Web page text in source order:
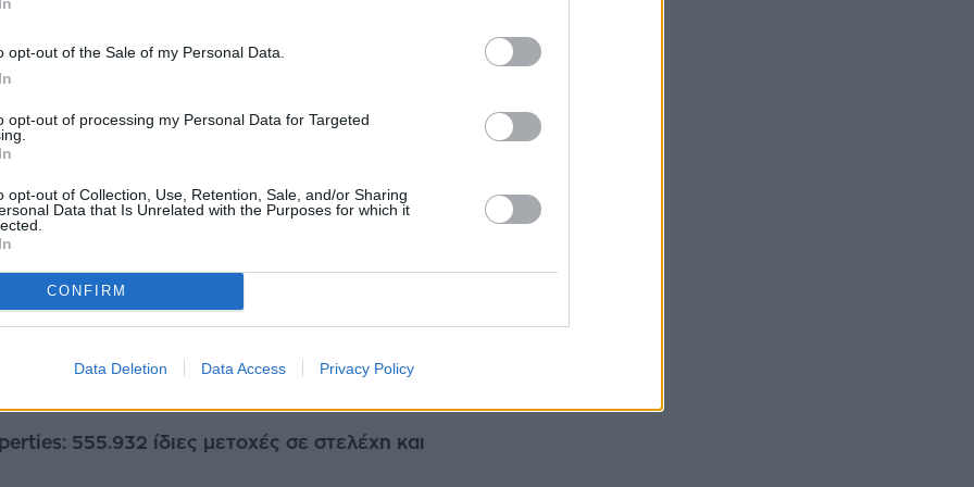
opt-out of the Sale of my Personal Data.
opt-out of processing my Personal Data for Targeted
opt-out of Collection, Use, Retention, Sale, and/or Sharing
Data that Is Unrelated with the Purposes for which it
CONFIRM
Data Deletion Data Access Privacy Policy
ευρώ. Όπως αναφέρεται, το ακίνητο βρίσκεται στο 1ο χλμ. της
2026
οι εγγραφές για το ομόλογο- Τα
σχέδια
300 εκατ. ευρώ θα αποτελέσουν τα 150 εκατ. ευρώ που αντλεί
2026
555.932 ίδιες μετοχές σε στελέχη και